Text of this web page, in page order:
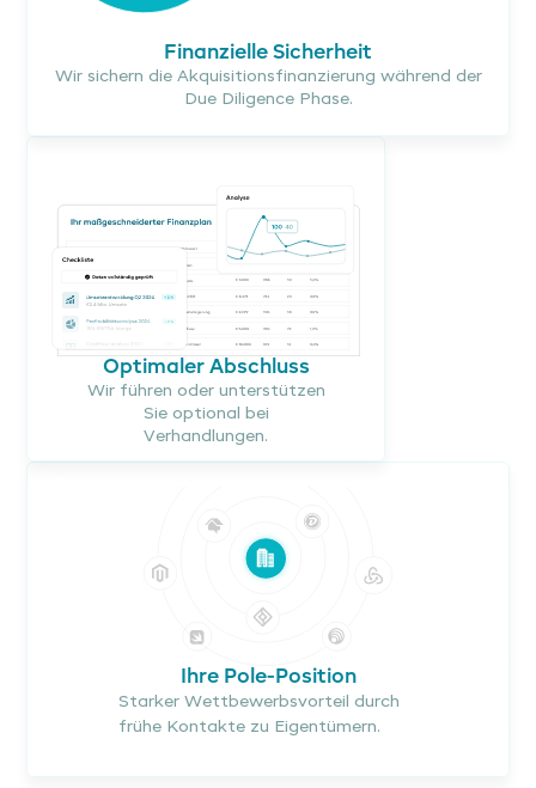
Finanzielle Sicherheit
Wir sichern die Akquisitionsfinanzierung während der
Due Diligence Phase.
Optimaler Abschluss
Wir führen oder unterstützen
Sie optional bei
Verhandlungen.
Ihre Pole-Position
Starker Wettbewerbsvorteil durch
frühe Kontakte zu Eigentümern.